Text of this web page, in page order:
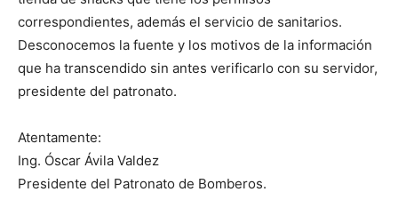
correspondientes, además el servicio de sanitarios.
Desconocemos la fuente y los motivos de la información
que ha transcendido sin antes verificarlo con su servidor,
presidente del patronato.
Atentamente:
Ing. Óscar Ávila Valdez
Presidente del Patronato de Bomberos.